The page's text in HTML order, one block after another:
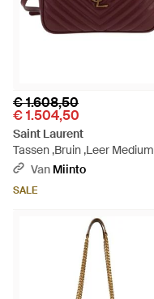
€ 1.608,50
€ 1.504,50
Saint Laurent
Tassen ,Bruin ,Leer Medium
Lou Camera Shoulder Bag -
Van Miinto
SALE